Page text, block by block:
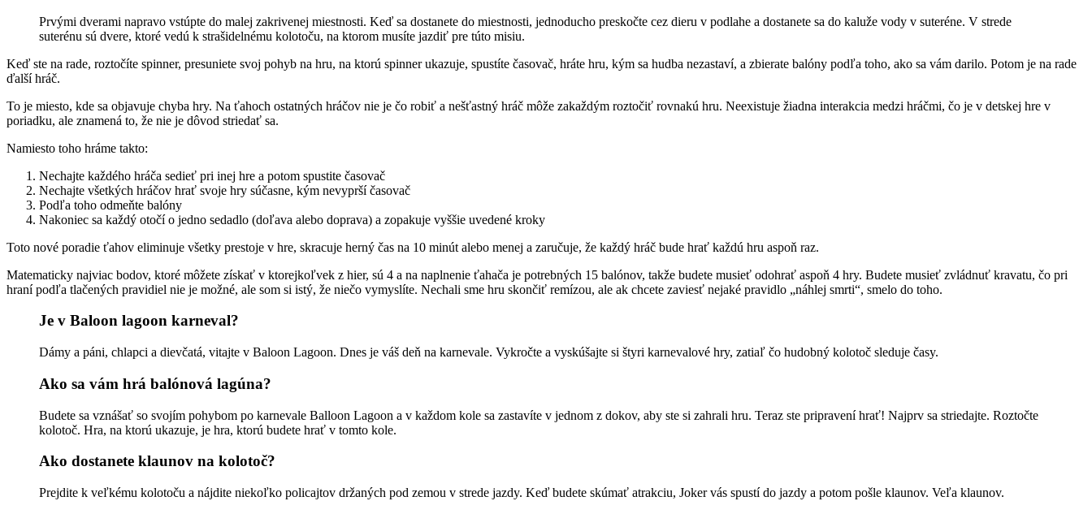
Prvými dverami napravo vstúpte do malej zakrivenej miestnosti. Keď sa dostanete do miestnosti, jednoducho preskočte cez dieru v podlahe a dostanete sa do kaluže vody v suteréne. V strede
suterénu sú dvere, ktoré vedú k strašidelnému kolotoču, na ktorom musíte jazdiť pre túto misiu.
Keď ste na rade, roztočíte spinner, presuniete svoj pohyb na hru, na ktorú spinner ukazuje, spustíte časovač, hráte hru, kým sa hudba nezastaví, a zbierate balóny podľa toho, ako sa vám darilo. Potom je na rade
ďalší hráč.
To je miesto, kde sa objavuje chyba hry. Na ťahoch ostatných hráčov nie je čo robiť a nešťastný hráč môže zakaždým roztočiť rovnakú hru. Neexistuje žiadna interakcia medzi hráčmi, čo je v detskej hre v
poriadku, ale znamená to, že nie je dôvod striedať sa.
Namiesto toho hráme takto:
Nechajte každého hráča sedieť pri inej hre a potom spustite časovač
Nechajte všetkých hráčov hrať svoje hry súčasne, kým nevyprší časovač
Podľa toho odmeňte balóny
Nakoniec sa každý otočí o jedno sedadlo (doľava alebo doprava) a zopakuje vyššie uvedené kroky
Toto nové poradie ťahov eliminuje všetky prestoje v hre, skracuje herný čas na 10 minút alebo menej a zaručuje, že každý hráč bude hrať každú hru aspoň raz.
Matematicky najviac bodov, ktoré môžete získať v ktorejkoľvek z hier, sú 4 a na naplnenie ťahača je potrebných 15 balónov, takže budete musieť odohrať aspoň 4 hry. Budete musieť zvládnuť kravatu, čo pri
hraní podľa tlačených pravidiel nie je možné, ale som si istý, že niečo vymyslíte. Nechali sme hru skončiť remízou, ale ak chcete zaviesť nejaké pravidlo „náhlej smrti“, smelo do toho.
Je v Baloon lagoon karneval?
Dámy a páni, chlapci a dievčatá, vitajte v Baloon Lagoon. Dnes je váš deň na karnevale. Vykročte a vyskúšajte si štyri karnevalové hry, zatiaľ čo hudobný kolotoč sleduje časy.
Ako sa vám hrá balónová lagúna?
Budete sa vznášať so svojím pohybom po karnevale Balloon Lagoon a v každom kole sa zastavíte v jednom z dokov, aby ste si zahrali hru. Teraz ste pripravení hrať! Najprv sa striedajte. Roztočte
kolotoč. Hra, na ktorú ukazuje, je hra, ktorú budete hrať v tomto kole.
Ako dostanete klaunov na kolotoč?
Prejdite k veľkému kolotoču a nájdite niekoľko policajtov držaných pod zemou v strede jazdy. Keď budete skúmať atrakciu, Joker vás spustí do jazdy a potom pošle klaunov. Veľa klaunov.